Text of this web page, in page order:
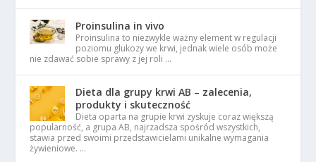
Proinsulina in vivo
Proinsulina to niezwykle ważny element w regulacji
poziomu glukozy we krwi, jednak wiele osób może
nie zdawać sobie sprawy z jej roli …
Dieta dla grupy krwi AB – zalecenia,
produkty i skuteczność
Dieta oparta na grupie krwi zyskuje coraz większą
popularność, a grupa AB, najrzadsza spośród wszystkich,
stawia przed swoimi przedstawicielami unikalne wymagania
żywieniowe. …